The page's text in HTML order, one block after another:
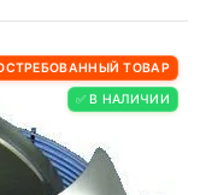
ТОВАР
✅ В НАЛИЧИИ